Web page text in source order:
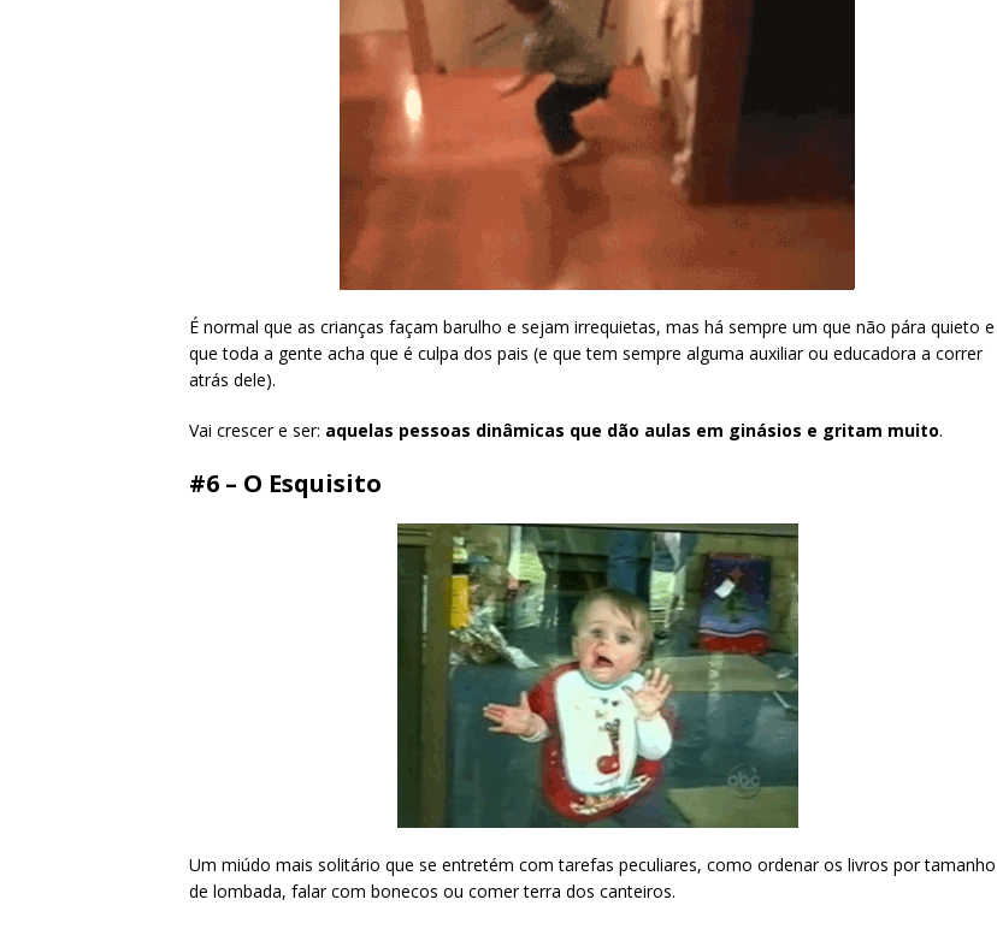
É normal que as crianças façam barulho e sejam irrequietas, mas há sempre um que não pára quieto e
que toda a gente acha que é culpa dos pais (e que tem sempre alguma auxiliar ou educadora a correr
atrás dele).
Vai crescer e ser: aquelas pessoas dinâmicas que dão aulas em ginásios e gritam muito.
#6 – O Esquisito
Um miúdo mais solitário que se entretém com tarefas peculiares, como ordenar os livros por tamanho
de lombada, falar com bonecos ou comer terra dos canteiros.